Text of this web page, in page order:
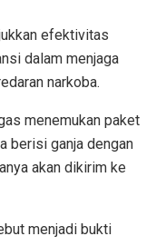
efektivitas
dalam menjaga
narkoba.
menemukan paket
berisi ganja dengan
akan dikirim ke
menjadi bukti